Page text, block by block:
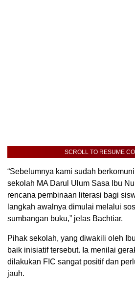
SCROLL TO RESUME
“Sebelumnya kami sudah
sekolah MA Darul Ulum Sasa Ibu
rencana pembinaan literasi bagi
langkah awalnya dimulai melalui
sumbangan buku,” jelas Bachtiar.
Pihak sekolah, yang diwakili oleh
baik inisiatif tersebut. Ia menilai
dilakukan FIC sangat positif dan
jauh.